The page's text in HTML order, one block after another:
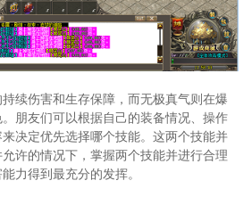
续伤害和生存保障，而无极真气则在爆
朋友们可以根据自己的装备情况、操作
决定优先选择哪个技能。这两个技能并
许的情况下，掌握两个技能并进行合理
力得到最充分的发挥。